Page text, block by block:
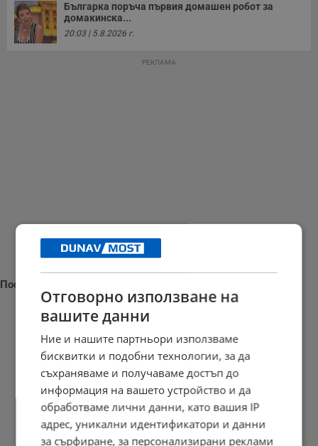
Българка поръча първия домашен робот за
домакинска...
20:03 | 5.8.2026 г.
РЕКЛАМА
Последни новини
Кризисен щаб спасява резервата "Сребърна" от пресъхване
18:43 | 7.8.2026 г.
Съдът в Русе гледа мерките на обвиняемите за фентанил
Отговорно използване на
вашите данни
Ние и нашите партньори използваме
бисквитки и подобни технологии, за да
съхраняваме и получаваме достъп до
информация на вашето устройство и да
обработваме лични данни, като вашия IP
адрес, уникални идентификатори и данни
за сърфиране, за персонализирани реклами